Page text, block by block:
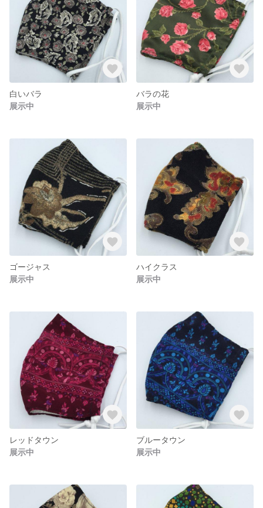
白いバラ
展示中
バラの花
展示中
ゴージャス
展示中
ハイクラス
展示中
レッドタウン
展示中
ブルータウン
展示中